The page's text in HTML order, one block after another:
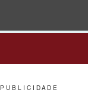
P U B L I C I D A D E